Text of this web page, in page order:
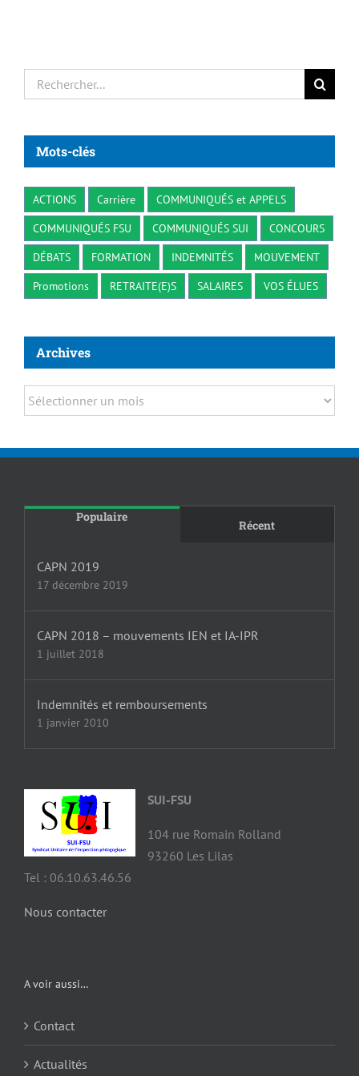
Rechercher:
Mots-clés
ACTIONS Carrière
COMMUNIQUÉS et APPELS
COMMUNIQUÉS FSU
COMMUNIQUÉS SUI
CONCOURS
DÉBATS
FORMATION INDEMNITÉS
MOUVEMENT
Promotions
RETRAITE(E)S SALAIRES VOS ÉLUES
Archives
Archives
Populaire
Récent
CAPN 2019
17 décembre 2019
CAPN 2018 – mouvements IEN et IA-IPR
1 juillet 2018
Indemnités et remboursements
1 janvier 2010
SUI-FSU
104 rue Romain Rolland
93260 Les Lilas
Tel : 06.10.63.46.56
Nous contacter
A voir aussi…
Contact
Actualités